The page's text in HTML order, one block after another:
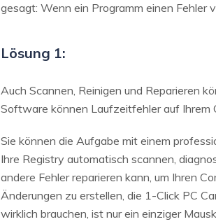
gesagt: Wenn ein Programm einen Fehler
Lösung 1:
Auch Scannen, Reinigen und Reparieren
Software können Laufzeitfehler auf Ihrem
Sie können die Aufgabe mit einem
Ihre Registry automatisch scannen,
andere Fehler reparieren kann, um Ihren
Änderungen zu erstellen, die 1-Click PC
wirklich brauchen, ist nur ein einziger